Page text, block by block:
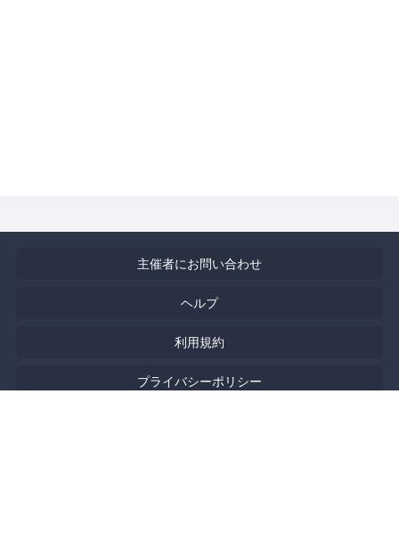
主催者にお問い合わせ
ヘルプ
利用規約
プライバシーポリシー